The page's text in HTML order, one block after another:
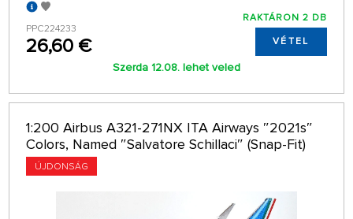
PPC224233
26,60 €
RAKTÁRON 2 DB
VÉTEL
Szerda 12.08. lehet veled
1:200 Airbus A321-271NX ITA Airways ″2021s″
Colors, Named ″Salvatore Schillaci″ (Snap-Fit)
ÚJDONSÁG